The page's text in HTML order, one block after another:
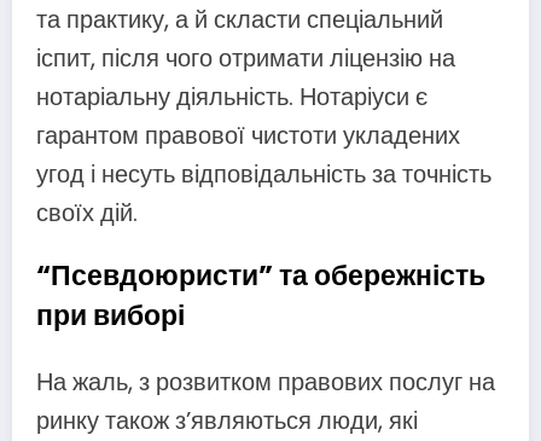
та практику, а й скласти спеціальний
іспит, після чого отримати ліцензію на
нотаріальну діяльність. Нотаріуси є
гарантом правової чистоти укладених
угод і несуть відповідальність за точність
своїх дій.
“Псевдоюристи” та обережність
при виборі
На жаль, з розвитком правових послуг на
ринку також з’являються люди, які